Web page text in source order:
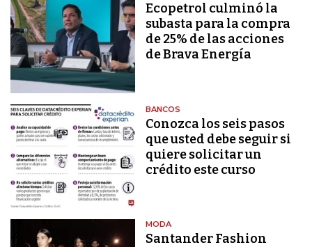
Ecopetrol culminó la
subasta para la compra
de 25% de las acciones
de Brava Energía
BANCOS
Conozca los seis pasos
que usted debe seguir si
quiere solicitar un
crédito este curso
MODA
Santander Fashion